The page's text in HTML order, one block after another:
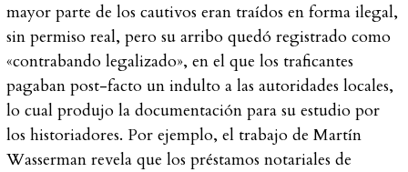
mayor parte de los cautivos eran traídos en forma ilegal,
sin permiso real, pero su arribo quedó registrado como
«contrabando legalizado», en el que los traficantes
pagaban post-facto un indulto a las autoridades locales,
lo cual produjo la documentación para su estudio por
los historiadores. Por ejemplo, el trabajo de Martín
Wasserman revela que los préstamos notariales de